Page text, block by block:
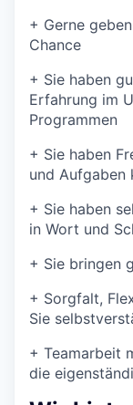
+ Gerne
Chance
+ Sie haben
Erfahrung im
Programmen
+ Sie haben
und Aufgaben
+ Sie haben
in Wort und
+ Sie bringen
+ Sorgfalt,
Sie
+ Teamarbeit
die